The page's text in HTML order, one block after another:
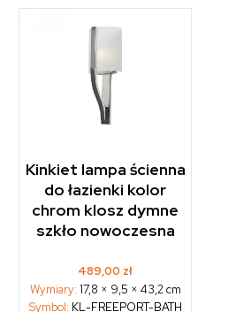
Kinkiet lampa ścienna
do łazienki kolor
chrom klosz dymne
szkło nowoczesna
489,00 zł
Wymiary: 17,8 × 9,5 × 43,2 cm
Symbol: KL-FREEPORT-BATH